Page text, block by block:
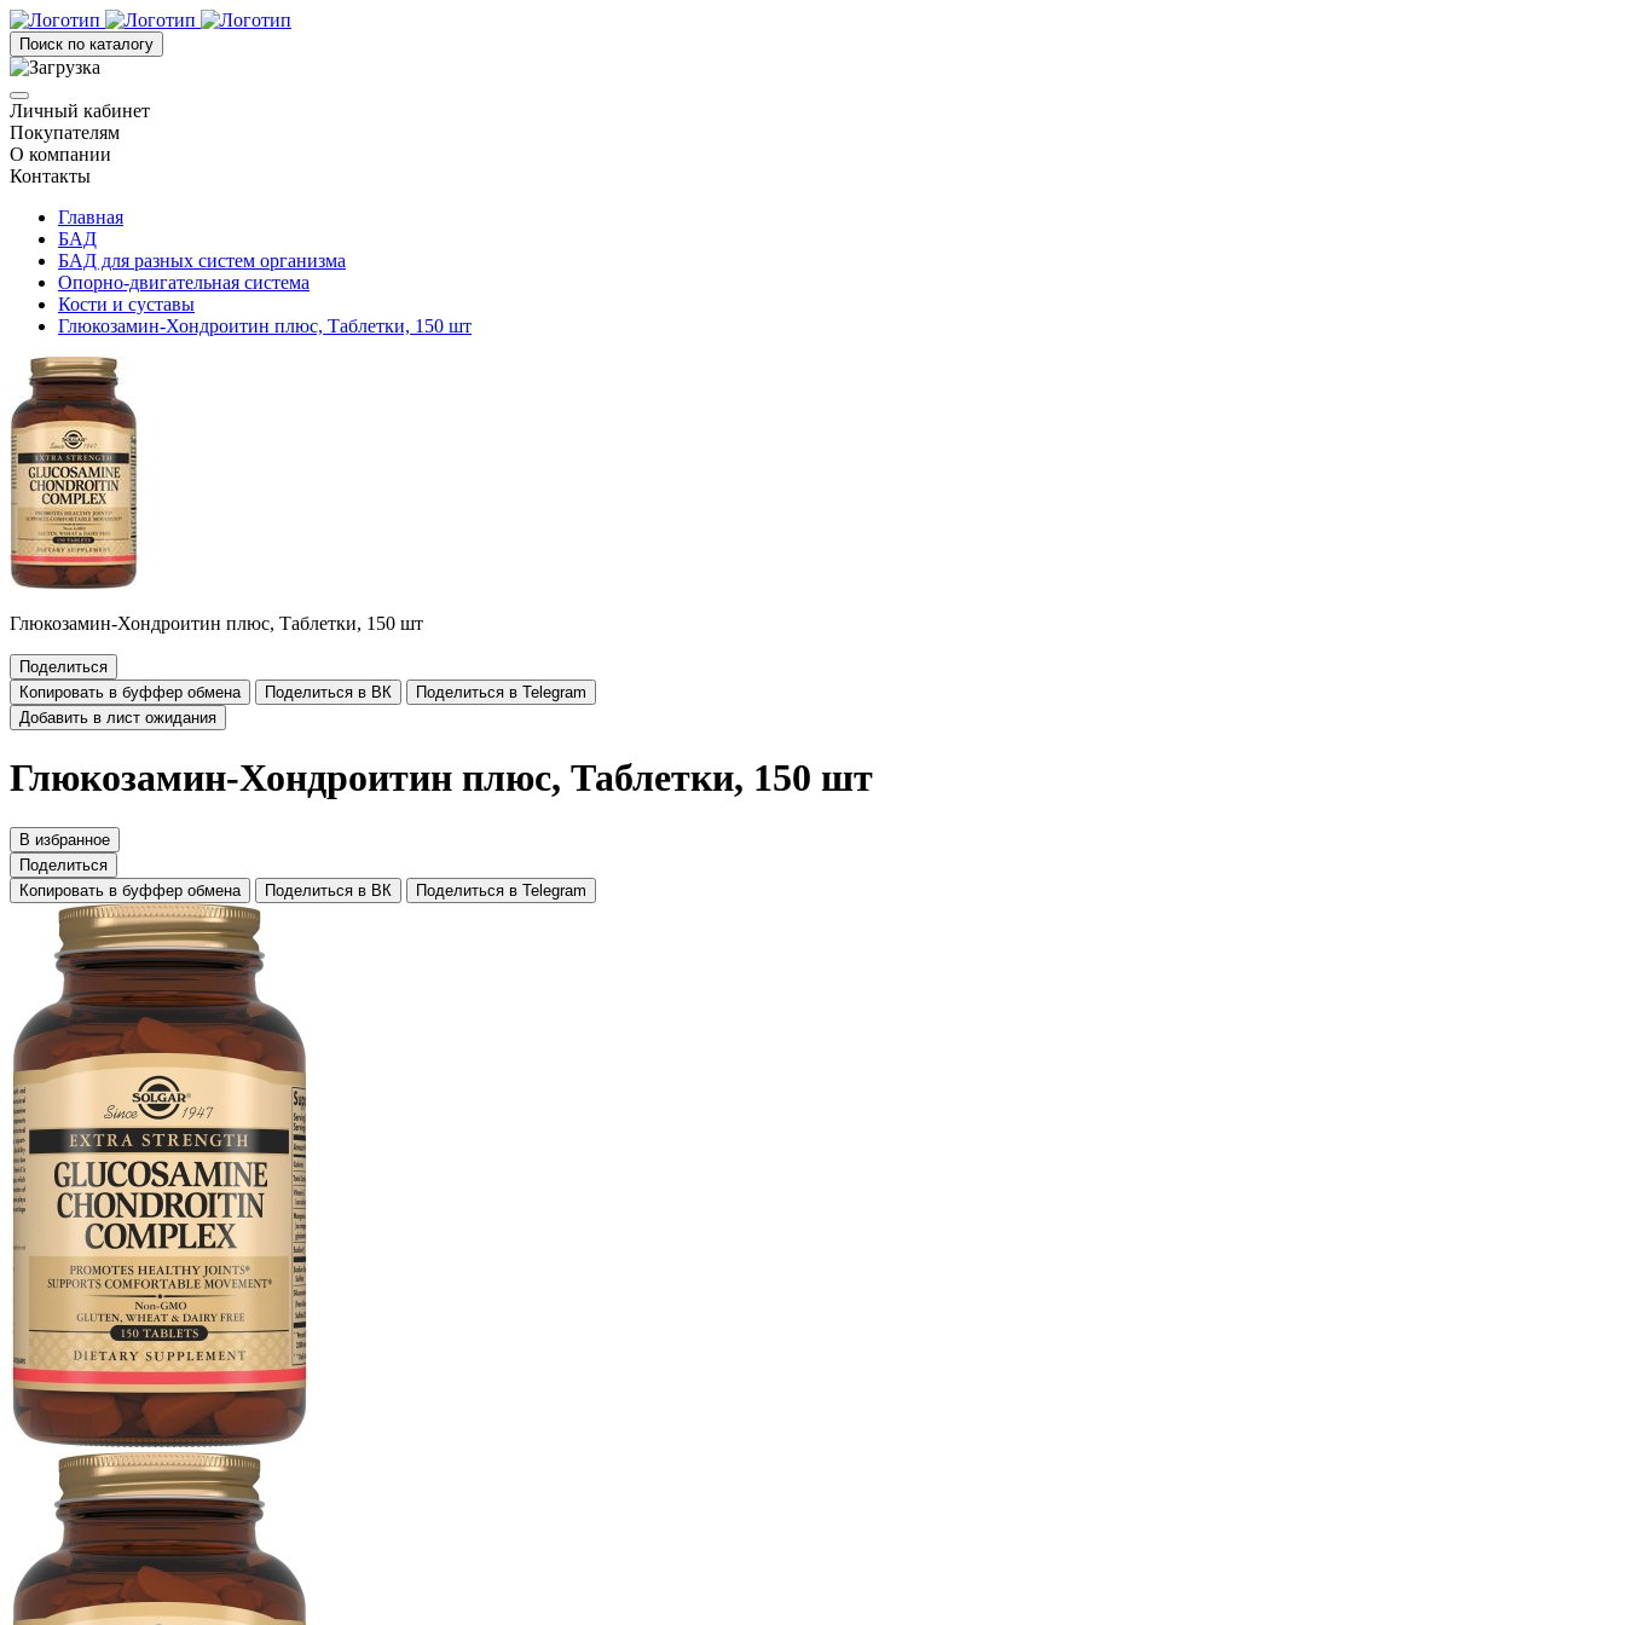
Поиск по каталогу
Личный кабинет
Покупателям
О компании
Контакты
Главная
БАД
БАД для разных систем организма
Опорно-двигательная система
Кости и суставы
Глюкозамин-Хондроитин плюс, Таблетки, 150 шт
Глюкозамин-Хондроитин плюс, Таблетки, 150 шт
Поделиться
Копировать в буффер обмена
Поделиться в ВК
Поделиться в Telegram
Добавить в лист ожидания
Глюкозамин-Хондроитин плюс, Таблетки, 150 шт
В избранное
Поделиться
Копировать в буффер обмена
Поделиться в ВК Поделиться в Telegram